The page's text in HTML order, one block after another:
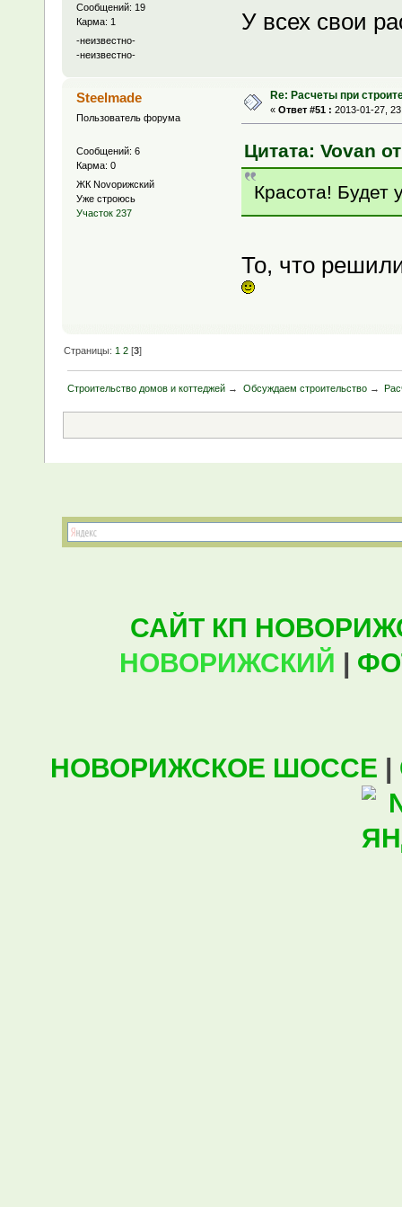
Сообщений: 19
Карма: 1
-неизвестно-
-неизвестно-
У всех свои
Steelmade
Пользователь форума
Сообщений: 6
Карма: 0
ЖК Novoрижский
Уже строюсь
Участок 237
Re: Расчеты при
« Ответ #51 : 2013-01-27,
Цитата: Vovan
Красота! Будет
То, что
Страницы: 1 2 [3]
Строительство домов и коттеджей → Обсуждаем строительство→
САЙТ КП
НОВОРИЖСКИЙ |
НОВОРИЖСКОЕ ШОССЕ |